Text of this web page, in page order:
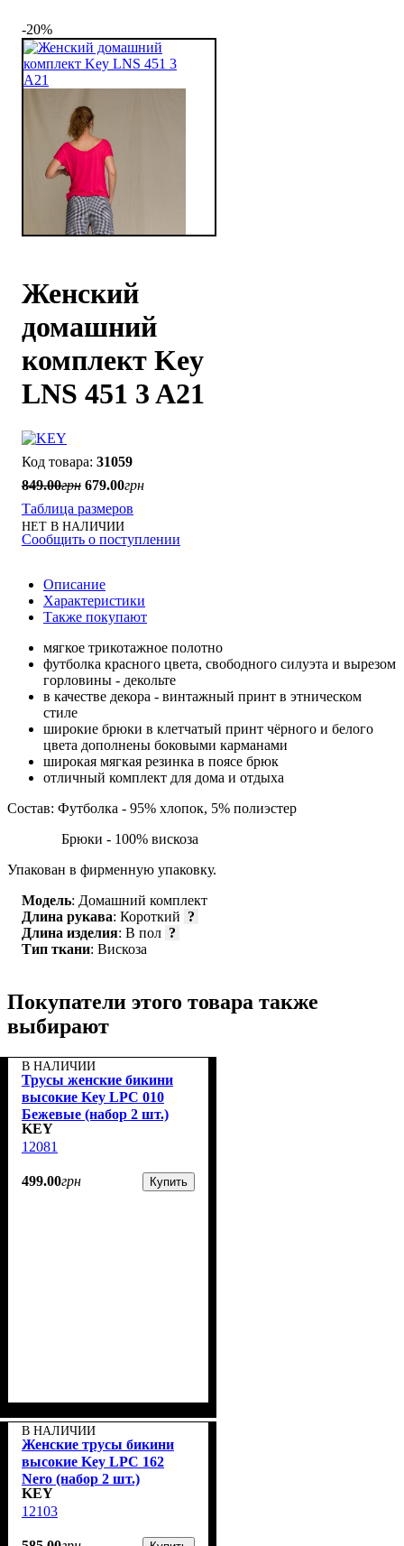
-20%
Женский
домашний
комплект Key
LNS 451 3 A21
31059
849.00грн 679.00грн
Таблица размеров
НЕТ В НАЛИЧИИ
Сообщить о поступлении
Описание
Характеристики
Также покупают
мягкое трикотажное полотно
футболка красного цвета, свободного силуэта и вырезом
горловины - декольте
в качестве декора - винтажный принт в этническом
стиле
широкие брюки в клетчатый принт чёрного и белого
цвета дополнены боковыми карманами
широкая мягкая резинка в поясе брюк
отличный комплект для дома и отдыха
Состав: Футболка - 95% хлопок, 5% полиэстер
Брюки - 100% вискоза
Упакован в фирменную упаковку.
Модель: Домашний комплект
Длина рукава: Короткий ?
Длина изделия: В пол ?
Тип ткани: Вискоза
Покупатели этого товара также
выбирают
В НАЛИЧИИ
Трусы женские бикини
высокие Key LPC 010
Бежевые (набор 2 шт.)
KEY
12081
499.00грн Купить
В НАЛИЧИИ
Женские трусы бикини
высокие Key LPC 162
Nero (набор 2 шт.)
KEY
12103